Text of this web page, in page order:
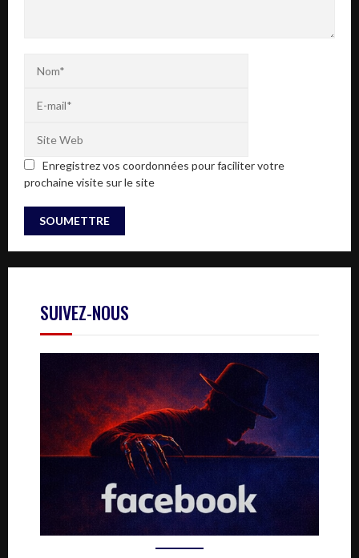
Enregistrez vos coordonnées pour faciliter votre
prochaine visite sur le site
SUIVEZ-NOUS